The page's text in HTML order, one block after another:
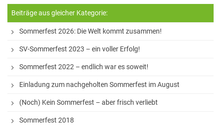
Unsere Schule
Schule digital
Fächer
Beiträge aus gleicher Kategorie:
Sommerfest 2026: Die Welt kommt zusammen!
SV-Sommerfest 2023 – ein voller Erfolg!
Sommerfest 2022 – endlich war es soweit!
Einladung zum nachgeholten Sommerfest im August
(Noch) Kein Sommerfest – aber frisch verliebt
Sommerfest 2018